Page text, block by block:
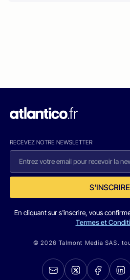
RECEVEZ NOTRE NEWSLETTER
S'INSCRIRE
En cliquant sur s'inscrire, vous
Termes et
© 2026 Talmont Media SAS.